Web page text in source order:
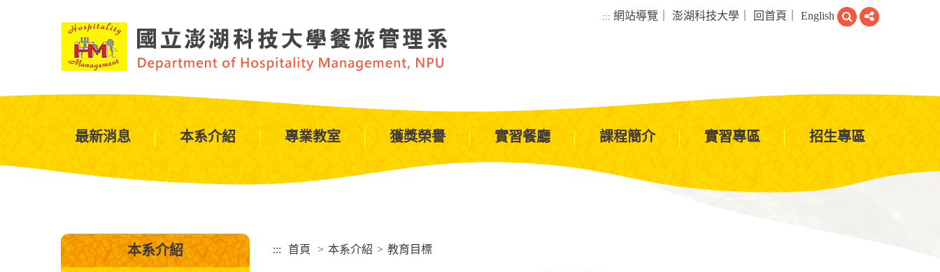
區
::: 網站導覽 澎湖科技大學 回首頁 English
搜
尋
分
最新消息 本系介紹 專業教室 獲獎榮譽 實習餐廳 課程簡介 實習專區 招生專區
:::
本系介紹 ::: 首頁 > 本系介紹 > 教育目標